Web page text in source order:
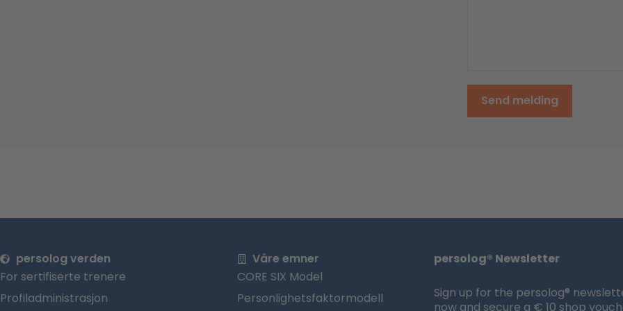
Send melding
persolog verden
For sertifiserte trenere
Profiladministrasjon
Våre emner
CORE SIX Model
Personlighetsfaktormodell
persolog® Newsletter
Sign up for the persolog®
now and secure a € 10 shop